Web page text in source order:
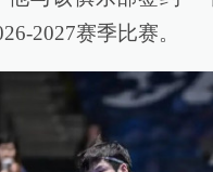
2027赛季比赛。